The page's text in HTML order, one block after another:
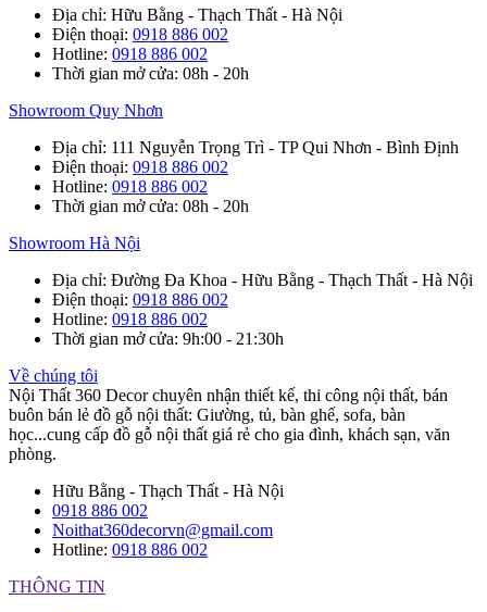
Địa chỉ: Hữu Bằng - Thạch Thất - Hà Nội
Điện thoại: 0918 886 002
Hotline: 0918 886 002
Thời gian mở cửa: 08h - 20h
Showroom Quy Nhơn
Địa chỉ: 111 Nguyễn Trọng Trì - TP Qui Nhơn - Bình Định
Điện thoại: 0918 886 002
Hotline: 0918 886 002
Thời gian mở cửa: 08h - 20h
Showroom Hà Nội
Địa chỉ: Đường Đa Khoa - Hữu Bằng - Thạch Thất - Hà Nội
Điện thoại: 0918 886 002
Hotline: 0918 886 002
Thời gian mở cửa: 9h:00 - 21:30h
Về chúng tôi
Nội Thất 360 Decor chuyên nhận thiết kế, thi công nội thất, bán
buôn bán lẻ đồ gỗ nội thất: Giường, tủ, bàn ghế, sofa, bàn
học...cung cấp đồ gỗ nội thất giá rẻ cho gia đình, khách sạn, văn
phòng.
Hữu Bằng - Thạch Thất - Hà Nội
0918 886 002
Noithat360decorvn@gmail.com
Hotline: 0918 886 002
THÔNG TIN